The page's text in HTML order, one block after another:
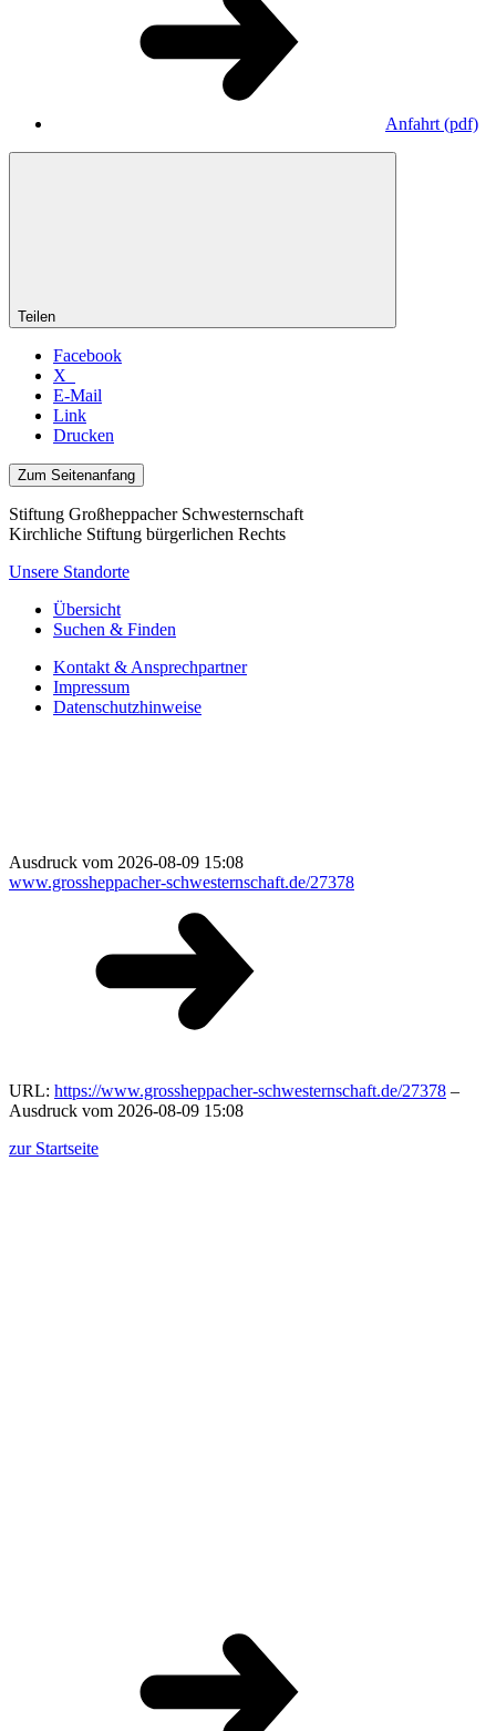
Anfahrt (pdf)
Teilen
Facebook
X
E-Mail
Link
Drucken
Zum Seitenanfang
Stiftung Großheppacher Schwesternschaft
Kirchliche Stiftung bürgerlichen Rechts
Unsere Standorte
Übersicht
Suchen & Finden
Kontakt & Ansprechpartner
Impressum
Datenschutzhinweise
Ausdruck vom 2026-08-09 15:08
www.grossheppacher-schwesternschaft.de/27378
URL: https://www.grossheppacher-schwesternschaft.de/27378 –
Ausdruck vom 2026-08-09 15:08
zur Startseite